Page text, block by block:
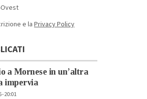
e la Privacy Policy
a Mornese in un’altra
impervia
20:01